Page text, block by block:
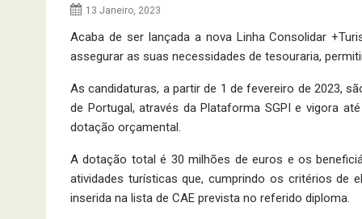
13 Janeiro, 2023
Acaba de ser lançada a nova Linha Consolidar
assegurar as suas necessidades de tesouraria,
As candidaturas, a partir de 1 de fevereiro de 2023,
de Portugal, através da Plataforma SGPI e vigora
dotação orçamental.
A dotação total é 30 milhões de euros e os
atividades turísticas que, cumprindo os critérios de
inserida na lista de CAE prevista no referido diploma.